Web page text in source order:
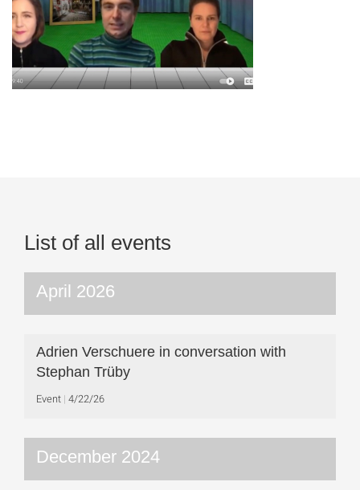
List of all events
April 2026
Adrien Verschuere in conversation with
Stephan Trüby
Event 4/22/26
December 2024